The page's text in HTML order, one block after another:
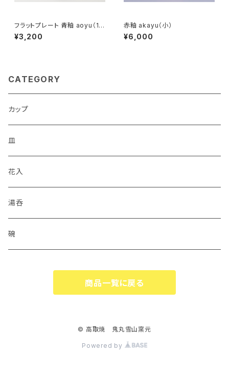
フラットプレート 青釉 aoyu（18
cm）
¥3,200
赤釉 akayu（小）
¥6,000
CATEGORY
カップ
皿
花入
湯呑
碗
商品一覧に戻る
© 高取焼 鬼丸雪山窯元
Powered by